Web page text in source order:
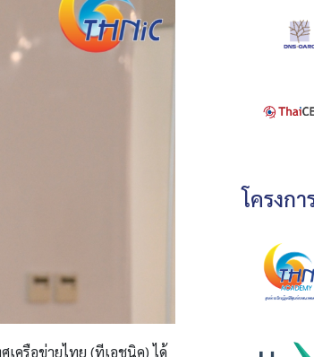
ครือข่ายไทย (ทีเอชนิค) ได้
โครงก